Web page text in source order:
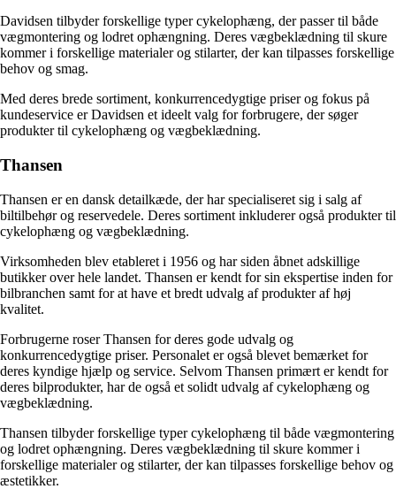
Davidsen tilbyder forskellige typer cykelophæng, der passer til både
vægmontering og lodret ophængning. Deres vægbeklædning til skure
kommer i forskellige materialer og stilarter, der kan tilpasses forskellige
behov og smag.
Med deres brede sortiment, konkurrencedygtige priser og fokus på
kundeservice er Davidsen et ideelt valg for forbrugere, der søger
produkter til cykelophæng og vægbeklædning.
Thansen
Thansen er en dansk detailkæde, der har specialiseret sig i salg af
biltilbehør og reservedele. Deres sortiment inkluderer også produkter til
cykelophæng og vægbeklædning.
Virksomheden blev etableret i 1956 og har siden åbnet adskillige
butikker over hele landet. Thansen er kendt for sin ekspertise inden for
bilbranchen samt for at have et bredt udvalg af produkter af høj
kvalitet.
Forbrugerne roser Thansen for deres gode udvalg og
konkurrencedygtige priser. Personalet er også blevet bemærket for
deres kyndige hjælp og service. Selvom Thansen primært er kendt for
deres bilprodukter, har de også et solidt udvalg af cykelophæng og
vægbeklædning.
Thansen tilbyder forskellige typer cykelophæng til både vægmontering
og lodret ophængning. Deres vægbeklædning til skure kommer i
forskellige materialer og stilarter, der kan tilpasses forskellige behov og
æstetikker.